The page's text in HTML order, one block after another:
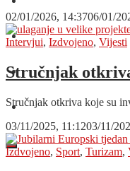
O nama
Oglašavanje
Kontakt
02/01/2026, 14:3706/01/
Intervjui, Izdvojeno, Vijesti
Stručnjak
Stručnjak otkriva koje su
03/11/2025, 11:1203/11/
Izdvojeno, Sport, Turizam,